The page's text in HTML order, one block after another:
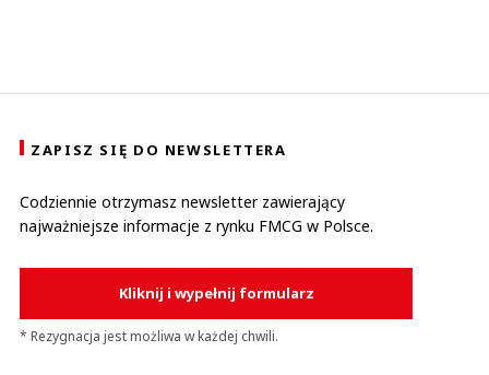
ZAPISZ SIĘ DO NEWSLETTERA
Codziennie otrzymasz newsletter zawierający
najważniejsze informacje z rynku FMCG w Polsce.
Kliknij i wypełnij formularz
* Rezygnacja jest możliwa w każdej chwili.